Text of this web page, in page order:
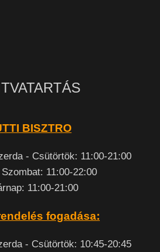
BISZTRO
- Csütörtök: 11:00-21:00
11:00-22:00
11:00-21:00
fogadása:
- Csütörtök: 10:45-20:45